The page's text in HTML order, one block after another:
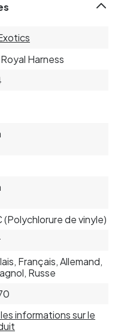
Harness
(Polychlorure de vinyle)
Français, Allemand,
Russe
informations sur le